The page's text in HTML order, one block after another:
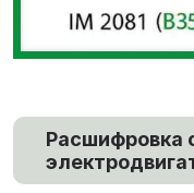
Расшифровка